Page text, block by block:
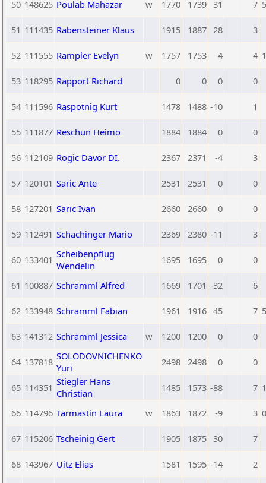
50 148625 Poulab Mahazar w 1770 1739 31 7
51 111435 Rabensteiner Klaus 1915 1887 28 3
52 111555 Rampler Evelyn w 1757 1753 4 4
53 118295 Rapport Richard 0 0 0 0
54 111596 Raspotnig Kurt 1478 1488 -10 1
55 111877 Reschun Heimo 1884 1884 0 0
56 112109 Rogic Davor DI. 2367 2371 -4 3
57 120101 Saric Ante 2531 2531 0 0
58 127201 Saric Ivan 2660 2660 0 0
59 112491 Schachinger Mario 2369 2380 -11 3
60 133401 Scheibenpflug
Wendelin
1695 1695 0 0
61 100887 Schramml Alfred 1669 1701 -32 6
62 133948 Schramml Fabian 1961 1916 45 7
63 141312 Schramml Jessica w 1200 1200 0 0
64 137818 SOLODOVNICHENKO
Yuri
2498 2498 0 0
65 114351 Stiegler Hans
Christian
1485 1573 -88 7
66 114796 Tarmastin Laura w 1863 1872 -9 3
67 115206 Tscheinig Gert 1905 1875 30 7
68 143967 Uitz Elias 1581 1595 -14 2